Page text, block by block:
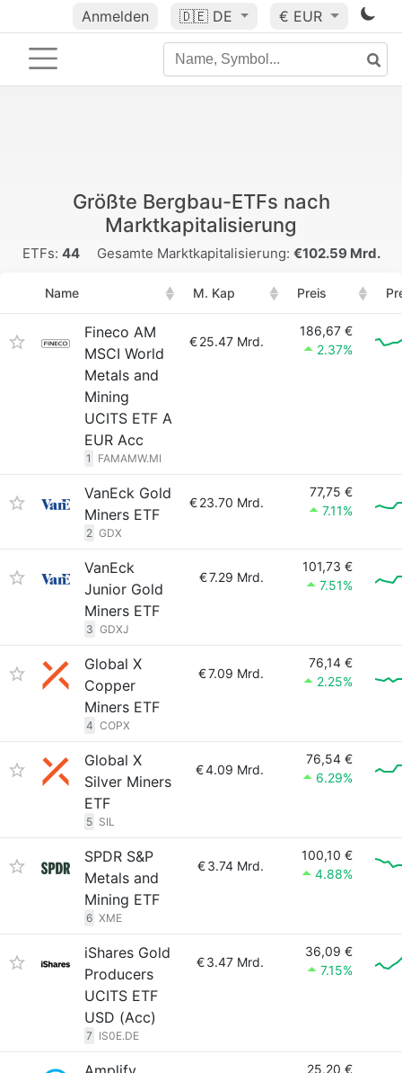
Anmelden 🇩🇪 DE € EUR
Größte Bergbau-ETFs nach
Marktkapitalisierung
ETFs: 44 Gesamte Marktkapitalisierung: €102.59 Mrd.
Name M. Kap Preis
Fineco AM
MSCI World
Metals and
Mining
UCITS ETF A
EUR Acc
1 FAMAMW.MI
€25.47 Mrd.
186,67 €
2.37%
VanEck Gold
Miners ETF
2 GDX
€23.70 Mrd.
77,75 €
7.11%
VanEck
Junior Gold
Miners ETF
3 GDXJ
€7.29 Mrd.
101,73 €
7.51%
Global X
Copper
Miners ETF
4 COPX
€7.09 Mrd.
76,14 €
2.25%
Global X
Silver Miners
ETF
5 SIL
€4.09 Mrd.
76,54 €
6.29%
SPDR S&P
Metals and
Mining ETF
6 XME
€3.74 Mrd.
100,10 €
4.88%
iShares Gold
Producers
UCITS ETF
USD (Acc)
7 IS0E.DE
€3.47 Mrd.
36,09 €
7.15%
25,20 €